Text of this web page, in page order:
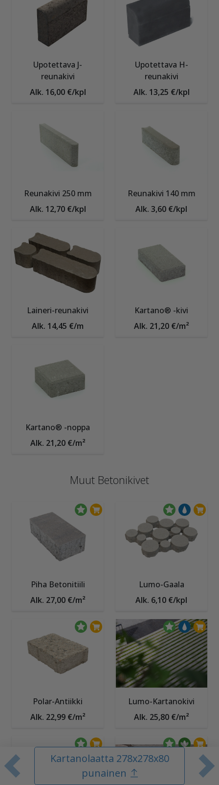
Edellinen tuote
Kartanolaatta 278x278x80
punainen
Upotettava J-
reunakivi
Alk. 16,00 €/kpl
Upotettava H-
reunakivi
Alk. 13,25 €/kpl
Reunakivi 250 mm
Alk. 12,70 €/kpl
Reunakivi 140 mm
Alk. 3,60 €/kpl
Laineri-reunakivi
Alk. 14,45 €/m
Kartano® -kivi
Alk. 21,20 €/m²
Kartano® -noppa
Alk. 21,20 €/m²
Muut Betonikivet
Piha Betonitiili
Alk. 27,00 €/m²
Lumo-Gaala
Alk. 6,10 €/kpl
Polar-Antiikki
Alk. 22,99 €/m²
Lumo-Kartanokivi
Alk. 25,80 €/m²